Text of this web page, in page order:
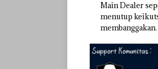
Main Dealer
menutup